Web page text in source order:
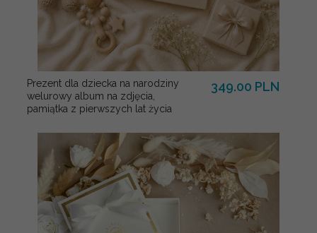
Prezent dla dziecka na narodziny
welurowy album na zdjęcia,
pamiątka z pierwszych lat życia
349.00 PLN